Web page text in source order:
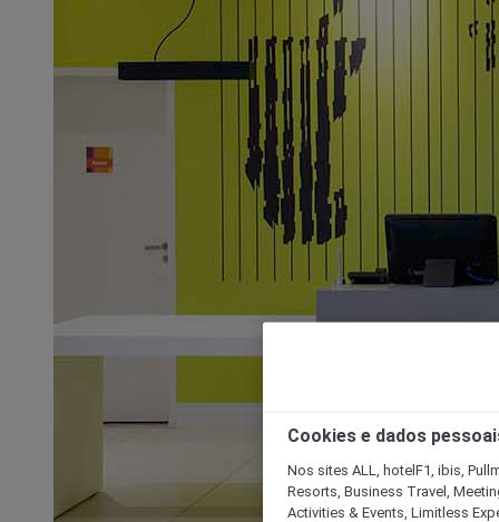
Cookies e dados
Nos sites ALL, hotelF1, ibis,
Resorts, Business Travel,
Activities & Events, Limitless